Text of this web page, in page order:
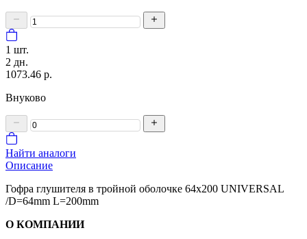
1 шт.
2 дн.
1073.46 р.
Внуково
Найти аналоги
Описание
Гофра глушителя в тройной оболочке 64x200 UNIVERSAL
/D=64mm L=200mm
О КОМПАНИИ